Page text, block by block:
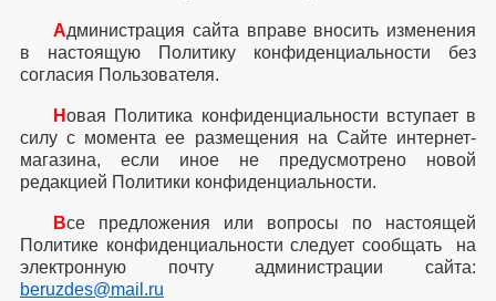
Работаем качественно и быстро
Подробнее о магазине
Статьи
Беспроводная зарядка в подарок!
Дарим заряд позитива Всем своим покупателям!...
Умные часы
Не знаете, как выбрать смарт-часы, которые подойдут
именно к вашему стилю жизни? Давайте разбираться
вместе...
Администрация сайта вправе вносить изменения
в настоящую Политику конфиденциальности без
согласия Пользователя.
Новая Политика конфиденциальности вступает в
силу с момента ее размещения на Сайте интернет-
магазина, если иное не предусмотрено новой
редакцией Политики конфиденциальности.
Все предложения или вопросы по настоящей
Политике конфиденциальности следует сообщать на
электронную почту администрации сайта:
beruzdes@mail.ru